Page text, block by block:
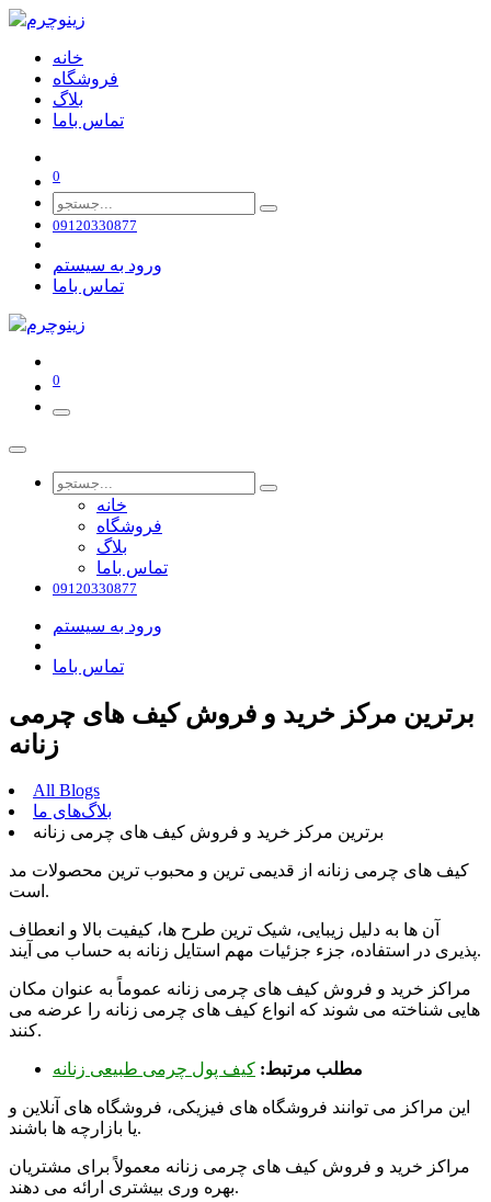
خانه
فروشگاه
بلاگ
تماس باما
0
09120330877
ورود به سیستم
تماس باما
0
خانه
فروشگاه
بلاگ
تماس باما
09120330877
ورود به سیستم
تماس باما
برترین مرکز خرید و فروش کیف های چرمی
زنانه
All Blogs
بلاگ‌های ما
برترین مرکز خرید و فروش کیف های چرمی زنانه
کیف های چرمی زنانه از قدیمی ترین و محبوب ترین محصولات مد
است.
آن ها به دلیل زیبایی، شیک ترین طرح ها، کیفیت بالا و انعطاف
پذیری در استفاده، جزء جزئیات مهم استایل زنانه به حساب می آیند.
مراکز خرید و فروش کیف های چرمی زنانه عموماً به عنوان مکان
هایی شناخته می شوند که انواع کیف های چرمی زنانه را عرضه می
کنند.
مطلب مرتبط: کیف پول چرمی طبیعی زنانه
این مراکز می توانند فروشگاه های فیزیکی، فروشگاه های آنلاین و
یا بازارچه ها باشند.
مراکز خرید و فروش کیف های چرمی زنانه معمولاً برای مشتریان
بهره وری بیشتری ارائه می دهند.